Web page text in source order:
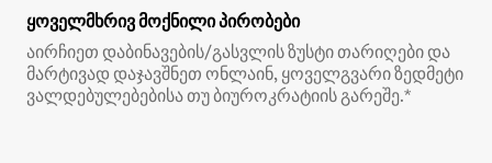
ყოველმხრივ მოქნილი პირობები
აირჩიეთ დაბინავების/გასვლის ზუსტი თარიღები და
მარტივად დაჯავშნეთ ონლაინ, ყოველგვარი ზედმეტი
ვალდებულებებისა თუ ბიუროკრატიის გარეშე.*